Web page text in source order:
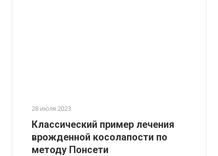
28 июля 2023
Классический пример лечения
врожденной косолапости по
методу Понсети